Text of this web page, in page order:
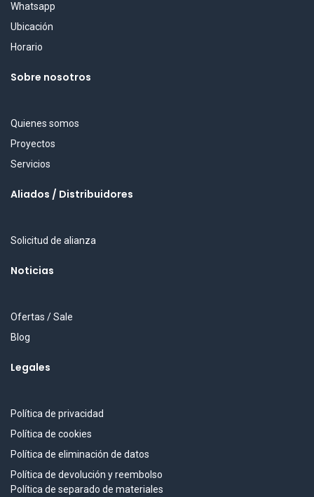
Whatsapp
Ubicación
Horario
Sobre nosotros
Quienes somos
Proyectos
Servicios
Aliados / Distribuidores
Solicitud de alianza
Noticias
Ofertas / Sale
Blog
Legales
Política de privacidad
Política de cookies
Política de eliminación de datos
Política de devolución y reembolso
Política de separado de materiales